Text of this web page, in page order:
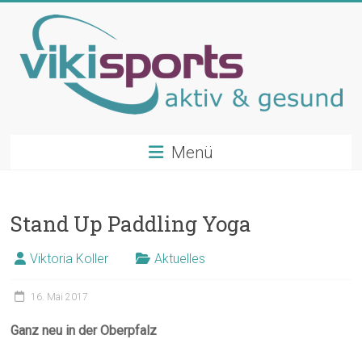
springen
vikisports
|
Fitness
Cycling
|
Menü
Stand Up Paddling Yoga
Viktoria Koller Aktuelles
16. Mai 2017
Ganz neu in der Oberpfalz